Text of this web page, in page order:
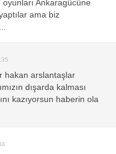
Ankaragücüne
ama biz
hakan arslantaşlar
dışarda kalması
kazıyorsun haberin ola